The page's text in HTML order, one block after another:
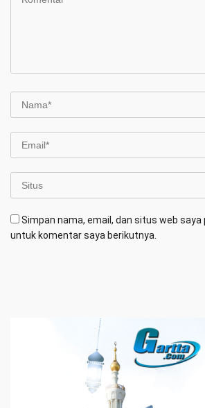
Simpan nama, email, dan situs web saya
untuk komentar saya berikutnya.